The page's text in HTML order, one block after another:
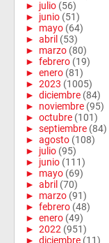
► julio (56)
► junio (51)
► mayo (64)
► abril (53)
► marzo (80)
► febrero (19)
► enero (81)
► 2023 (1005)
► diciembre (84)
► noviembre (95)
► octubre (101)
► septiembre (84)
► agosto (108)
► julio (95)
► junio (111)
► mayo (69)
► abril (70)
► marzo (91)
► febrero (48)
► enero (49)
► 2022 (951)
► diciembre (11)